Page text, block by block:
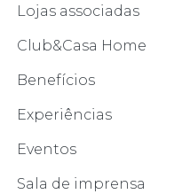
Lojas associadas
Club&Casa Home
Benefícios
Experiências
Eventos
Sala de imprensa